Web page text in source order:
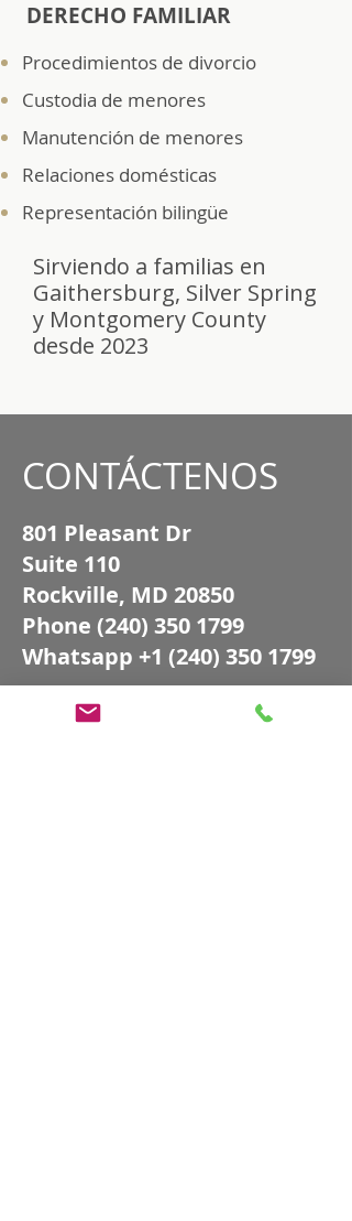
DERECHO FAMILIAR
Procedimientos de divorcio
Custodia de menores
Manutención de menores
Relaciones domésticas
Representación bilingüe
Sirviendo a familias en
Gaithersburg, Silver Spring
y Montgomery County
desde 2023
CONTÁCTENOS
801 Pleasant Dr
Suite 110
Rockville, MD 20850
Phone (240) 350 1799
Whatsapp +1 (240) 350 1799